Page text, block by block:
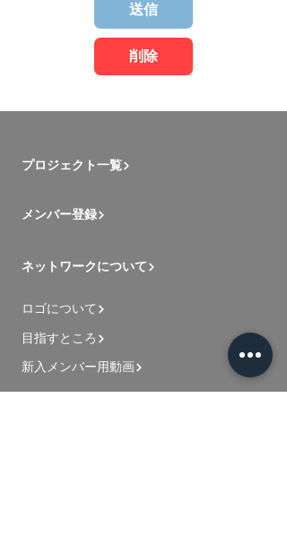
送信
削除
プロジェクト一覧
メンバー登録
ネットワークについて
ロゴについて
目指すところ
新入メンバー用動画